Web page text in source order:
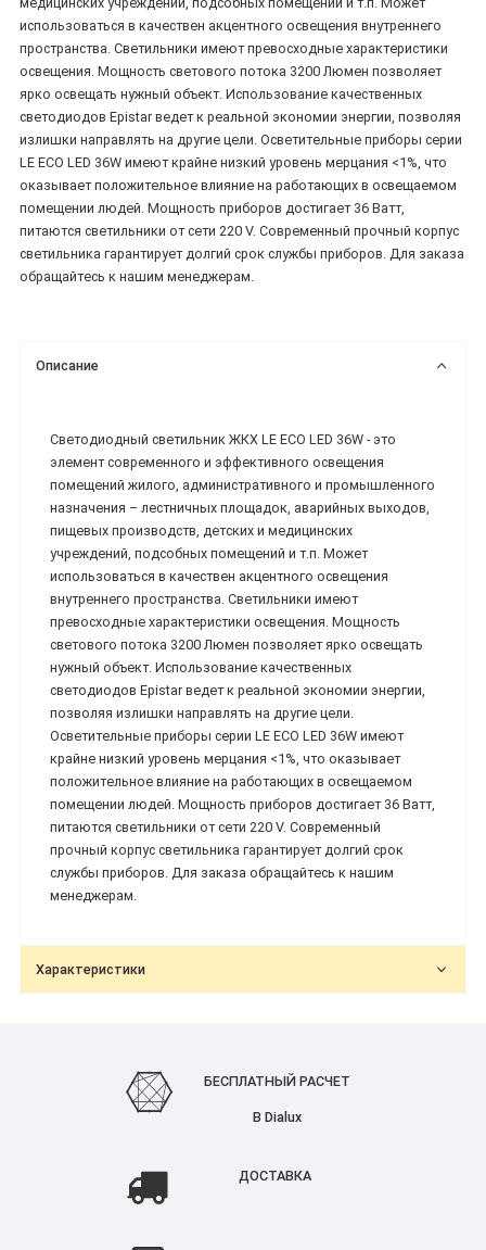
использоваться в качествен акцентного освещения внутреннего
пространства. Светильники имеют превосходные характеристики
освещения. Мощность светового потока 3200 Люмен позволяет
ярко освещать нужный объект. Использование качественных
светодиодов Epistar ведет к реальной экономии энергии, позволяя
излишки направлять на другие цели. Осветительные приборы серии
LE ECO LED 36W имеют крайне низкий уровень мерцания <1%, что
оказывает положительное влияние на работающих в освещаемом
помещении людей. Мощность приборов достигает 36 Ватт,
питаются светильники от сети 220 V. Современный прочный корпус
светильника гарантирует долгий срок службы приборов. Для заказа
обращайтесь к нашим менеджерам.
Описание
Светодиодный светильник ЖКХ LE ECO LED 36W - это
элемент современного и эффективного освещения
помещений жилого, административного и промышленного
назначения – лестничных площадок, аварийных выходов,
пищевых производств, детских и медицинских
учреждений, подсобных помещений и т.п. Может
использоваться в качествен акцентного освещения
внутреннего пространства. Светильники имеют
превосходные характеристики освещения. Мощность
светового потока 3200 Люмен позволяет ярко освещать
нужный объект. Использование качественных
светодиодов Epistar ведет к реальной экономии энергии,
позволяя излишки направлять на другие цели.
Осветительные приборы серии LE ECO LED 36W имеют
крайне низкий уровень мерцания <1%, что оказывает
положительное влияние на работающих в освещаемом
помещении людей. Мощность приборов достигает 36 Ватт,
питаются светильники от сети 220 V. Современный
прочный корпус светильника гарантирует долгий срок
службы приборов. Для заказа обращайтесь к нашим
менеджерам.
Характеристики
БЕСПЛАТНЫЙ РАСЧЕТ
В Dialux
ДОСТАВКА